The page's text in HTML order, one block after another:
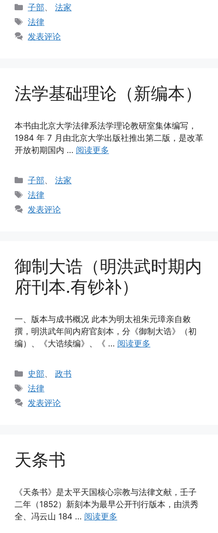
分
类
子部、法家
标
签
法律
发表评论
法学基础理论（新编本）
本书由北京大学法律系法学理论教研室集体编写，
1984 年 7 月由北京大学出版社推出第二版，是改革
开放初期国内 … 阅读更多
分
类
子部、法家
标
签
法律
发表评论
御制大诰（明洪武时期内
府刊本.有钞补）
一、版本与成书概况 此本为明太祖朱元璋亲自敕
撰，明洪武年间内府官刻本，分《御制大诰》（初
编）、《大诰续编》、《 … 阅读更多
分
类
史部、政书
标
签
法律
发表评论
天条书
《天条书》是太平天国核心宗教与法律文献，壬子
二年（1852）新刻本为最早公开刊行版本，由洪秀
全、冯云山 184 … 阅读更多